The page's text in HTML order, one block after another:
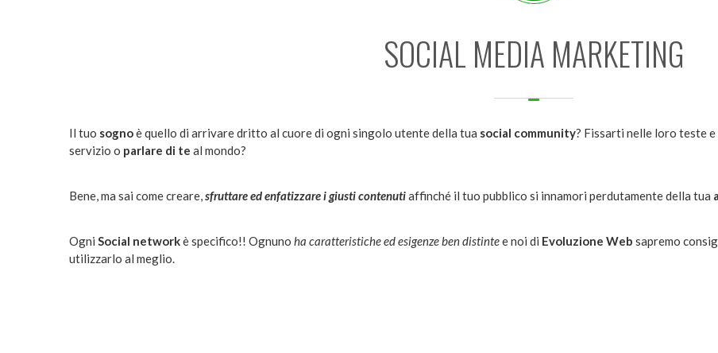
SOCIAL MEDIA MARKETING
Il tuo sognoè quello di arrivare dritto al cuore di ogni singolo utente della tua social community? Fissarti nelle loro teste
servizio o parlare di te al mondo?
Bene, ma sai come creare,sfruttare ed enfatizzare i giusti contenutiaffinché il tuo pubblico si innamori perdutamente della tua
Ogni Social networkè specifico!! Ognuno ha caratteristiche ed esigenze ben distintee noi di Evoluzione Web sapremo
utilizzarlo al meglio.